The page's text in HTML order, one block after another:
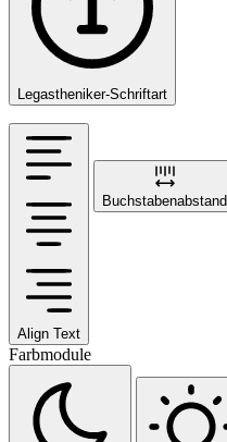
Legastheniker-Schriftart
Align Text
Buchstabenabstand
Farbmodule